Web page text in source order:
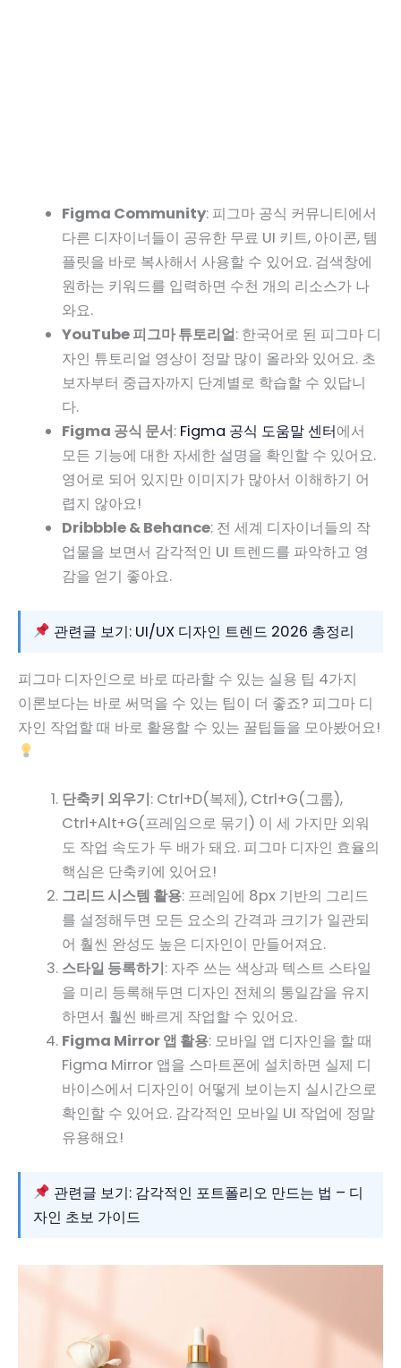
Figma Community: 피그마 공식 커뮤니티에서
다른 디자이너들이 공유한 무료 UI 키트, 아이콘, 템
플릿을 바로 복사해서 사용할 수 있어요. 검색창에
원하는 키워드를 입력하면 수천 개의 리소스가 나
와요.
YouTube 피그마 튜토리얼: 한국어로 된 피그마 디
자인 튜토리얼 영상이 정말 많이 올라와 있어요. 초
보자부터 중급자까지 단계별로 학습할 수 있답니
다.
Figma 공식 문서: Figma 공식 도움말 센터에서
모든 기능에 대한 자세한 설명을 확인할 수 있어요.
영어로 되어 있지만 이미지가 많아서 이해하기 어
렵지 않아요!
Dribbble & Behance: 전 세계 디자이너들의 작
업물을 보면서 감각적인 UI 트렌드를 파악하고 영
감을 얻기 좋아요.
관련글 보기: UI/UX 디자인 트렌드 2026 총정리
피그마 디자인으로 바로 따라할 수 있는 실용 팁 4가지
이론보다는 바로 써먹을 수 있는 팁이 더 좋죠? 피그마 디
자인 작업할 때 바로 활용할 수 있는 꿀팁들을 모아봤어요!
단축키 외우기: Ctrl+D(복제), Ctrl+G(그룹),
Ctrl+Alt+G(프레임으로 묶기) 이 세 가지만 외워
도 작업 속도가 두 배가 돼요. 피그마 디자인 효율의
핵심은 단축키에 있어요!
그리드 시스템 활용: 프레임에 8px 기반의 그리드
를 설정해두면 모든 요소의 간격과 크기가 일관되
어 훨씬 완성도 높은 디자인이 만들어져요.
스타일 등록하기: 자주 쓰는 색상과 텍스트 스타일
을 미리 등록해두면 디자인 전체의 통일감을 유지
하면서 훨씬 빠르게 작업할 수 있어요.
Figma Mirror 앱 활용: 모바일 앱 디자인을 할 때
Figma Mirror 앱을 스마트폰에 설치하면 실제 디
바이스에서 디자인이 어떻게 보이는지 실시간으로
확인할 수 있어요. 감각적인 모바일 UI 작업에 정말
유용해요!
관련글 보기: 감각적인 포트폴리오 만드는 법 – 디
자인 초보 가이드